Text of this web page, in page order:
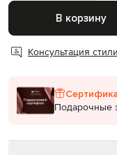
В корзину
Консультация
Подарочные